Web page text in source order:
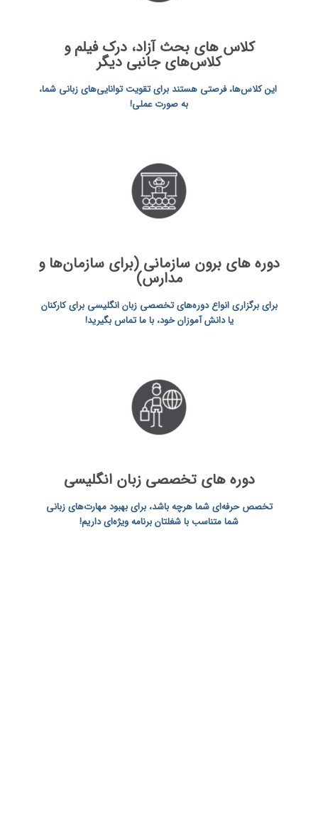
کلاس‌ های بحث آزاد، درک فیلم و
کلاس‌های جانبی دیگر
این کلاس‌ها، فرصتی هستند برای تقویت توانایی‌های زبانی شما،
به صورت عملی!
دوره‌ های برون سازمانی (برای سازمان‌ها و
مدارس)
برای برگزاری انواع دوره‌های تخصصی زبان انگلیسی برای کارکنان
یا دانش آموزان خود، با ما تماس بگیرید!
دوره‌ های تخصصی زبان انگلیسی
تخصص حرفه‌ای شما هرچه باشد، برای بهبود مهارت‌های زبانی
شما متناسب با شغلتان برنامه ویژه‌ای داریم!